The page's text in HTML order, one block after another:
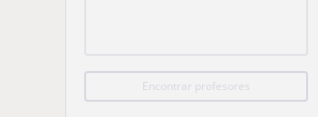
Encontrar profesores